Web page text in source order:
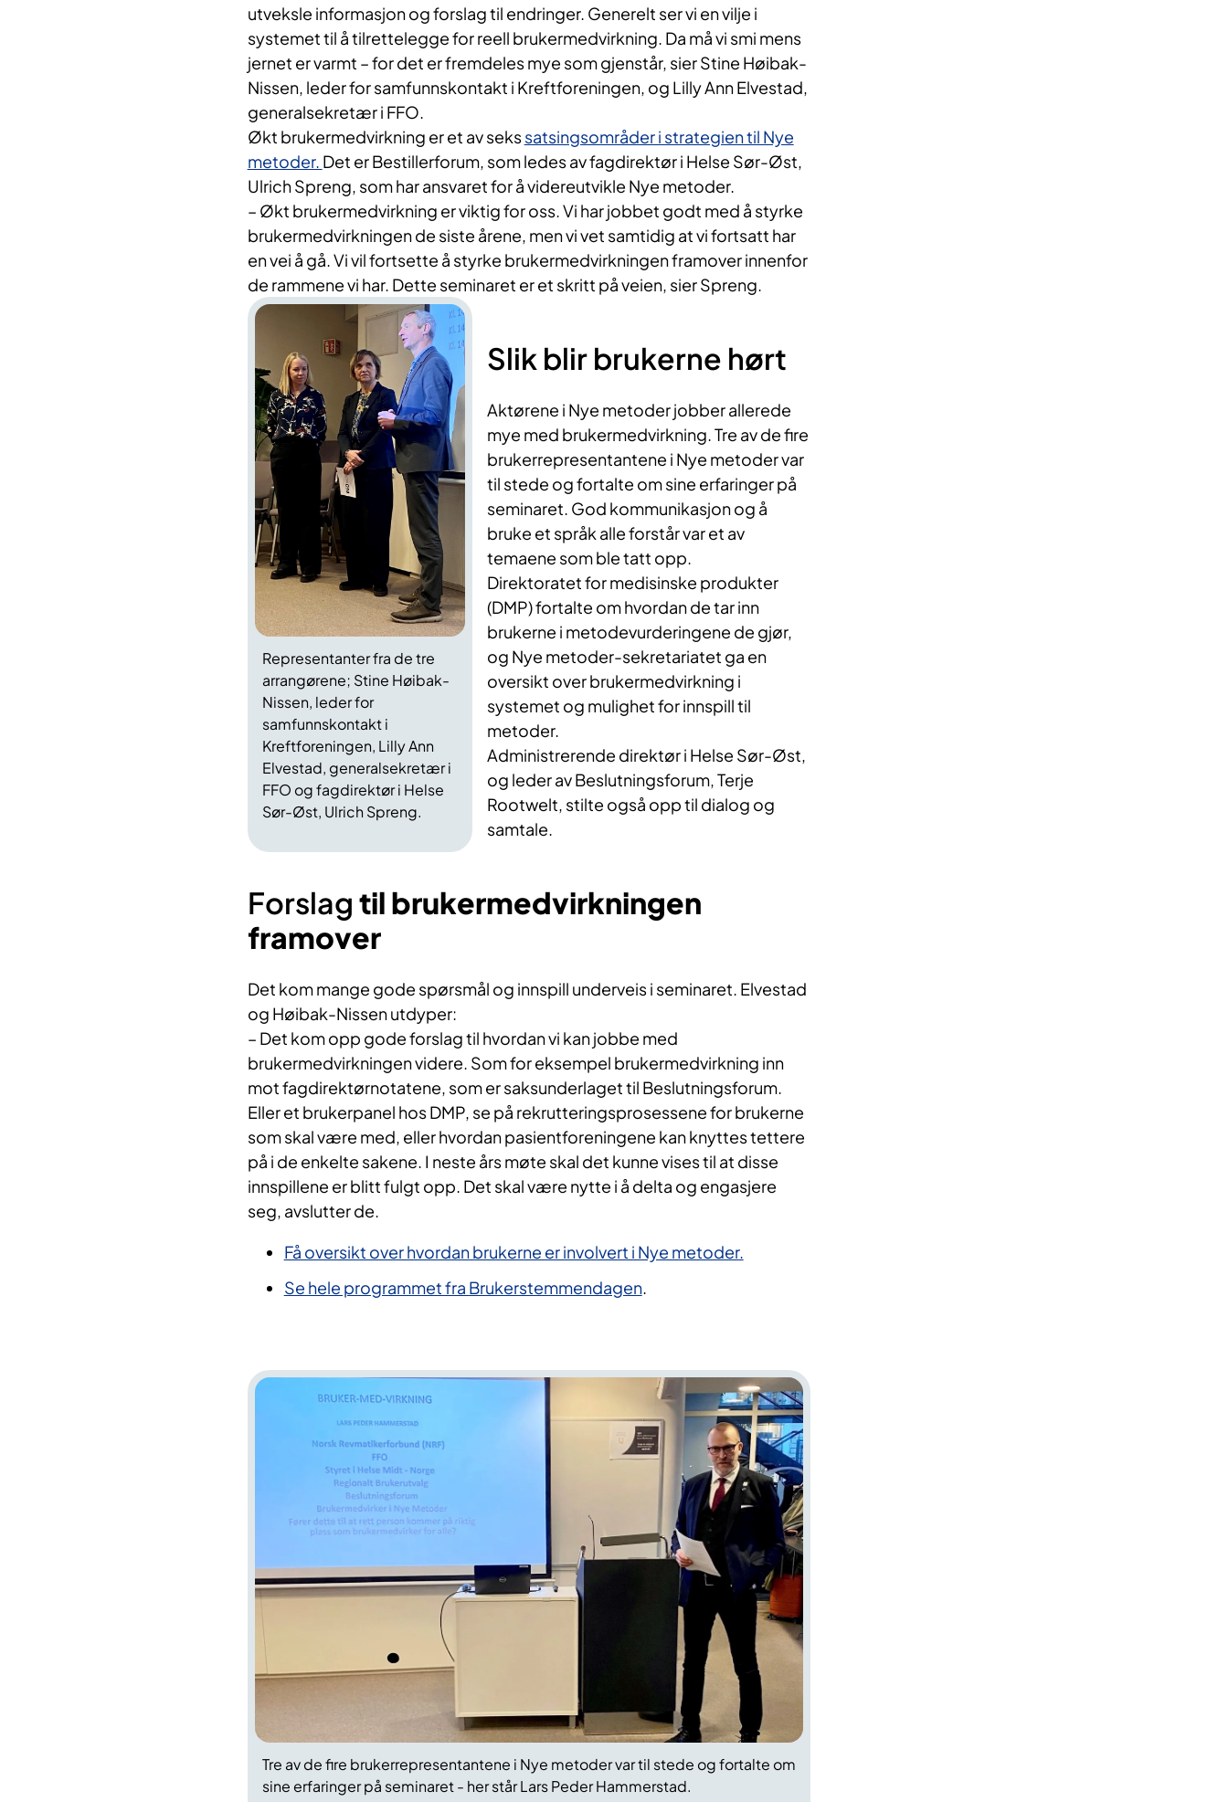
utveksle informasjon og forslag til endringer. Generelt ser vi en vilje i
systemet til å tilrettelegge for reell brukermedvirkning. Da må vi smi mens
jernet er varmt – for det er fremdeles mye som gjenstår, sier Stine Høibak-
Nissen, leder for samfunnskontakt i Kreftforeningen, og Lilly Ann Elvestad,
generalsekretær i FFO.
Økt brukermedvirkning er et av sekssatsingsområder i strategien til Nye
metoder. Det er Bestillerforum, som ledes av fagdirektør i Helse Sør-Øst,
Ulrich Spreng, som har ansvaret for å videreutvikle Nye metoder.
– Økt brukermedvirkning er viktig for oss. Vi har jobbet godt med å styrke
brukermedvirkningen de siste årene, men vi vet samtidig at vi fortsatt har
en vei å gå. Vi vil fortsette å styrke brukermedvirkningen framover innenfor
de rammene vi har. Dette seminaret er et skritt på veien, sier Spreng.
Representanter fra de tre
arrangørene; Stine Høibak-
Nissen, leder for
samfunnskontakt i
Kreftforeningen, Lilly Ann
Elvestad, generalsekretær i
FFO og fagdirektør i Helse
Sør-Øst, Ulrich Spreng.
Slik blir brukerne hørt
Aktørene i Nye metoder jobber allerede
mye med brukermedvirkning. Tre av de fire
brukerrepresentantene i Nye metoder var
til stede og fortalte om sine erfaringer på
seminaret. God kommunikasjon og å
bruke et språk alle forstår var et av
temaene som ble tatt opp.
Direktoratet for medisinske produkter
(DMP) fortalte om hvordan de tar inn
brukerne i metodevurderingene de gjør,
og Nye metoder-sekretariatet ga en
oversikt over brukermedvirkning i
systemet og mulighet for innspill til
metoder.
Administrerende direktør i Helse Sør-Øst,
og leder av Beslutningsforum, Terje
Rootwelt, stilte også opp til dialog og
samtale.
Forslag til brukermedvirkningen
framover
Det kom mange gode spørsmål og innspill underveis i seminaret. Elvestad
og Høibak-Nissen utdyper:
– Det kom opp gode forslag til hvordan vi kan jobbe med
brukermedvirkningen videre. Som for eksempel brukermedvirkning inn
mot fagdirektørnotatene, som er saksunderlaget til Beslutningsforum.
Eller et brukerpanel hos DMP, se på rekrutteringsprosessene for brukerne
som skal være med, eller hvordan pasientforeningene kan knyttes tettere
på i de enkelte sakene. I neste års møte skal det kunne vises til at disse
innspillene er blitt fulgt opp. Det skal være nytte i å delta og engasjere
seg, avslutter de.
Få oversikt over hvordan brukerne er involvert i Nye metoder.
Se hele programmet fra Brukerstemmendagen.
Tre av de fire brukerrepresentantene i Nye metoder var til stede og fortalte om
sine erfaringer på seminaret - her står Lars Peder Hammerstad.